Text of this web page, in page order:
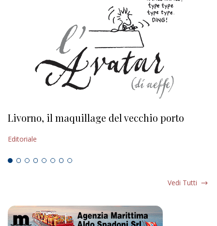
Livorno, il maquillage del vecchio porto
Editoriale
Vedi Tutti